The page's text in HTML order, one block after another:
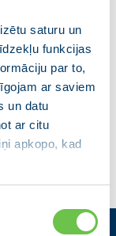
saturu un
funkcijas
par to,
ar saviem
un datu
ar citu
apkopo, kad